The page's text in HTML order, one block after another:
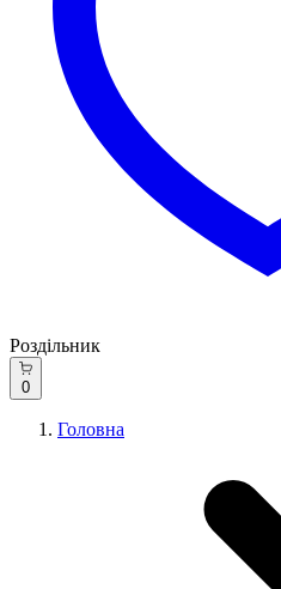
Роздільник
0
Головна